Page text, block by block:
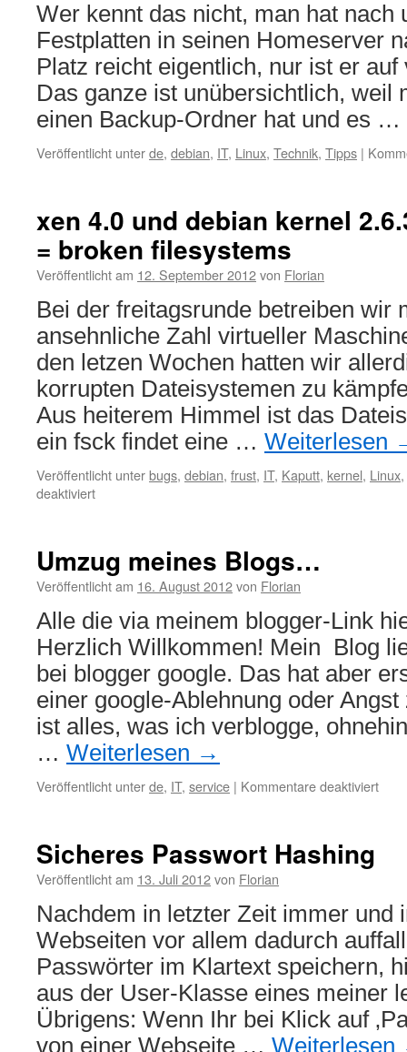
sie
bedroht
Wer kennt das nicht, man hat nach
Festplatten in seinen Homeserver
Platz reicht eigentlich, nur ist er
Das ganze ist unübersichtlich, weil
einen Backup-Ordner hat und es …
Veröffentlicht unterde, debian, IT, Linux, Technik, Tipps |
xen 4.0 und debian kernel
= broken filesystems
Veröffentlicht am 12. September 2012von Florian
Bei der freitagsrunde betreiben wir
ansehnliche Zahl virtueller
den letzen Wochen hatten wir
korrupten Dateisystemen zu
Aus heiterem Himmel ist das
ein fsck findet eine … Weiterlesen
Veröffentlicht unterbugs, debian, frust, IT, Kaputt, kernel, Linux,
deaktiviertfür
debian
kernel
5-
xen-
amd64
=
broken
filesystems
Umzug meines Blogs…
Veröffentlicht am 16. August 2012von Florian
Alle die via meinem blogger-Link
Herzlich Willkommen! Mein Blog
bei blogger google. Das hat aber
einer google-Ablehnung oder
ist alles, was ich verblogge,
… Weiterlesen →
Veröffentlicht unterde, IT, service | Kommentare deaktiviertfür
Sicheres Passwort Hashing
Veröffentlicht am 13. Juli 2012von Florian
Nachdem in letzter Zeit immer und
Webseiten vor allem dadurch
Passwörter im Klartext speichern,
aus der User-Klasse eines meiner
Übrigens: Wenn Ihr bei Klick auf
von einer Webseite … Weiterlesen